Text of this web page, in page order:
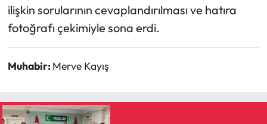
ilişkin sorularının cevaplandırılması ve hatıra
fotoğrafı çekimiyle sona erdi.
Muhabir: Merve Kayış